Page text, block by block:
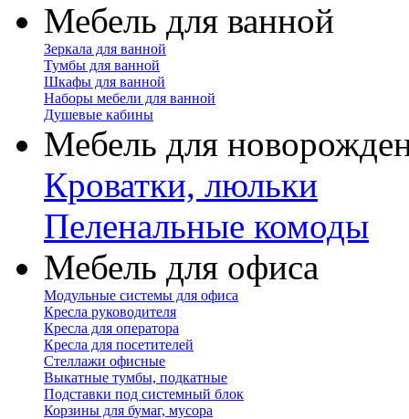
Мебель для ванной
Зеркала для ванной
Тумбы для ванной
Шкафы для ванной
Наборы мебели для ванной
Душевые кабины
Мебель для
Кроватки, люльки
Пеленальные комоды
Мебель для офиса
Модульные системы для офиса
Кресла руководителя
Кресла для оператора
Кресла для посетителей
Стеллажи офисные
Выкатные тумбы, подкатные
Подставки под системный блок
Корзины для бумаг, мусора